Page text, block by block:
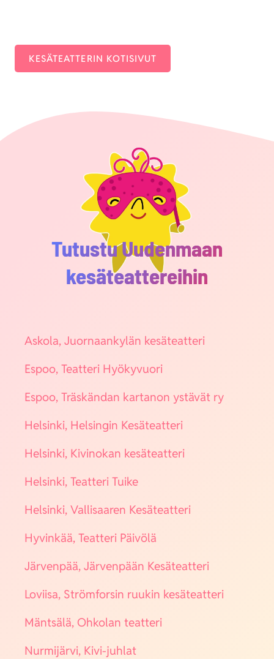
KESÄ­TEAT­TE­RIN KOTI­SI­VUT
Tutustu Uudenmaan
kesäteattereihin
Asko­la, Juor­naan­ky­län kesä­teat­te­ri
Espoo, Teat­te­ri Hyö­ky­vuo­ri
Espoo, Träs­kän­dan kar­ta­non ystä­vät ry
Hel­sin­ki, Hel­sin­gin Kesä­teat­te­ri
Hel­sin­ki, Kivi­no­kan kesä­teat­te­ri
Hel­sin­ki, Teat­te­ri Tui­ke
Hel­sin­ki, Val­li­saa­ren Kesä­teat­te­ri
Hyvin­kää, Teat­te­ri Päi­vö­lä
Jär­ven­pää, Jär­ven­pään Kesä­teat­te­ri
Lovii­sa, Ström­for­sin ruu­kin kesä­teat­te­ri
Mänt­sä­lä, Ohko­lan teat­te­ri
Nur­mi­jär­vi, Kivi-juh­lat